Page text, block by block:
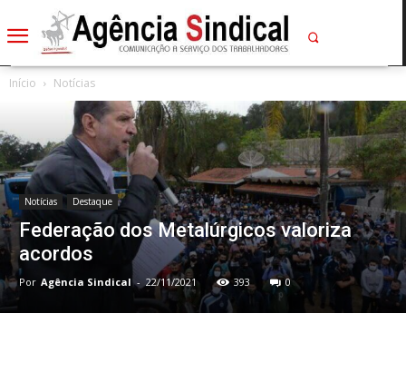
Início Notícias
Notícias Destaque
Federação dos Metalúrgicos valoriza
acordos
Por Agência Sindical - 22/11/2021 393 0